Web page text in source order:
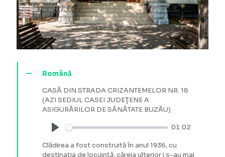
Română
CASĂ DIN STRADA CRIZANTEMELOR NR. 18
(AZI SEDIUL CASEI JUDEŢENE A
ASIGURĂRILOR DE SĂNĂTATE BUZĂU)
Play
01:02
Clădirea a fost construită în anul 1936, cu
destinaţia de locuinţă, căreia ulterior i s-au mai